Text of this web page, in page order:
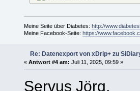
Meine Seite über Diabetes: http://
Meine Facebook-Seite: https://
Re: Datenexport von xDrip+ zu
« Antwort #4 am: Juli 11, 2025, 09:59 »
Servus Jörg,